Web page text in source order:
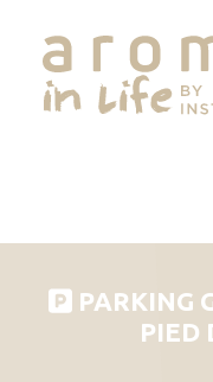
PARKING
PIED